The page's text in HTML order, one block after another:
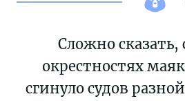
Сложно сказать,
окрестностях
сгинуло судов